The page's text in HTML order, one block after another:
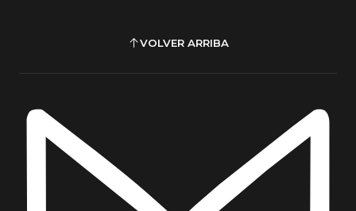
No utilizar productos abrasivos
Observaciones
Uso interior
No incluye accesorios decorativos
Fotografías referenciales
El tono puede variar levemente según
VOLVER ARRIBA